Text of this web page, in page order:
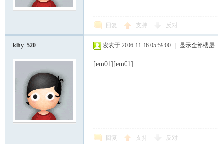
回复 支持 反对
klhy_520 发表于 2006-11-16 05:59:00 显示全部楼层
[em01][em01]
回复 支持 反对